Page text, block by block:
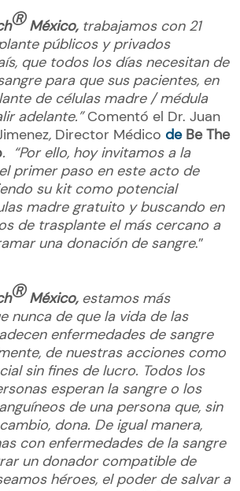
ⓇMéxico, trabajamos con 21
públicos y privados
que todos los días necesitan de
para que sus pacientes, en
de células madre / médula
adelante.”Comentó el Dr. Juan
, Director Médico de Be The
. “Por ello, hoy invitamos a la
primer paso en este acto de
su kit como potencial
madre gratuito y buscando en
de trasplante el más cercano a
una donación de sangre.”
ⓇMéxico,estamos más
nunca de que la vida de las
enfermedades de sangre
de nuestras acciones como
sin fines de lucro. Todos los
esperan la sangre o los
de una persona que, sin
dona. De igual manera,
con enfermedades de la sangre
un donador compatible de
héroes, el poder de salvar a